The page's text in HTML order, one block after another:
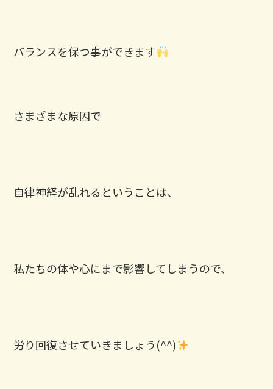
バランスを保つ事ができます
さまざまな原因で
自律神経が乱れるということは、
私たちの体や心にまで影響してしまうので、
労り回復させていきましょう(^^)